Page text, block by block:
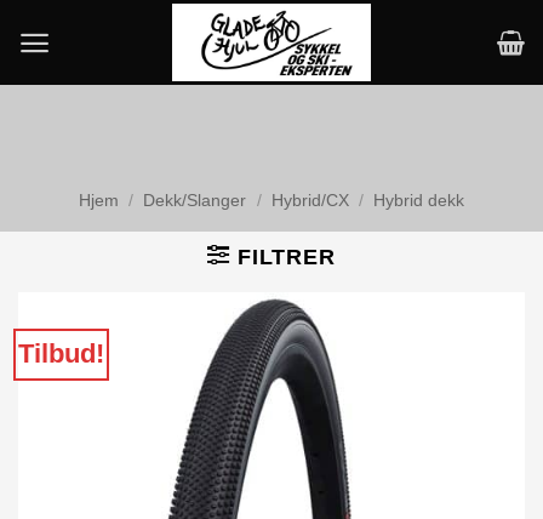
content
Hjem / Dekk/Slanger / Hybrid/CX / Hybrid dekk
FILTRER
Tilbud!